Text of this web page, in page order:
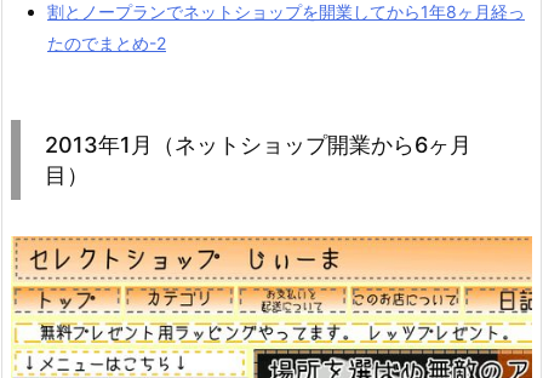
割とノープランでネットショップを開業してから1年8ヶ月経っ
たのでまとめ-2
2013年1月（ネットショップ開業から6ヶ月
目）